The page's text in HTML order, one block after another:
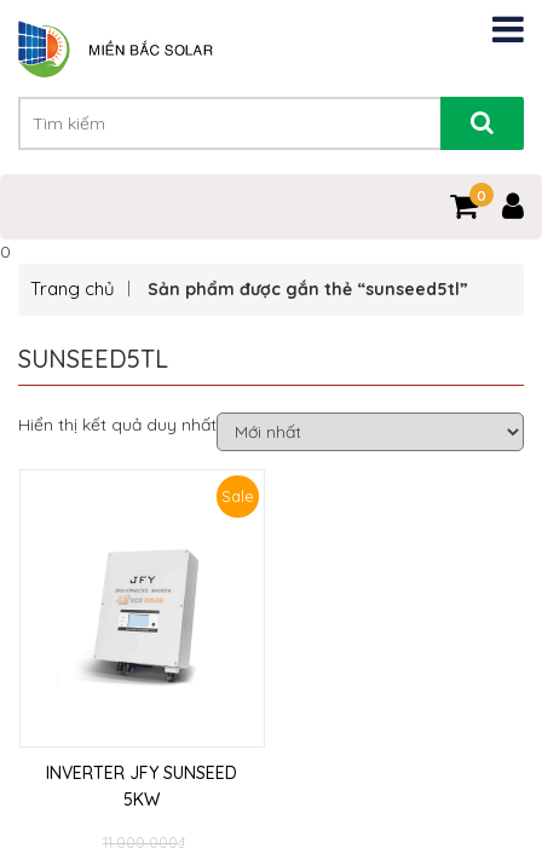
0
0
Trang chủ Sản phẩm được gắn thẻ “sunseed5tl”
SUNSEED5TL
Hiển thị kết quả duy nhất
Sale
INVERTER JFY SUNSEED
5KW
₫
11.000.000